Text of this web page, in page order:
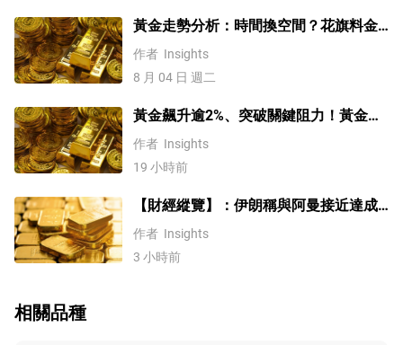
黃金走勢分析：時間換空間？花旗料金
價四季度上探4500
作者 Insights
8 月 04 日 週二
黃金飆升逾2%、突破關鍵阻力！黃金、
WTI原油、美元指數、納指100指數技術
分析
作者 Insights
19 小時前
【財經縱覽】：伊朗稱與阿曼接近達成
協議，黃金漲超200美元、WTI原油三連
跌，道指續創歷史新高！
作者 Insights
3 小時前
相關品種